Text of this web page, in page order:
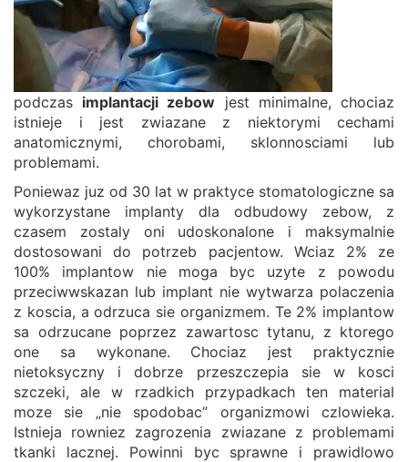
podczas implantacji zebow jest minimalne, chociaz
istnieje i jest zwiazane z niektorymi cechami
anatomicznymi, chorobami, sklonnosciami lub
problemami.
Poniewaz juz od 30 lat w praktyce stomatologiczne sa
wykorzystane implanty dla odbudowy zebow, z
czasem zostaly oni udoskonalone i maksymalnie
dostosowani do potrzeb pacjentow. Wciaz 2% ze
100% implantow nie moga byc uzyte z powodu
przeciwwskazan lub implant nie wytwarza polaczenia
z koscia, a odrzuca sie organizmem. Te 2% implantow
sa odrzucane poprzez zawartosc tytanu, z ktorego
one sa wykonane. Chociaz jest praktycznie
nietoksyczny i dobrze przeszczepia sie w kosci
szczeki, ale w rzadkich przypadkach ten material
moze sie „nie spodobac” organizmowi czlowieka.
Istnieja rowniez zagrozenia zwiazane z problemami
tkanki lacznej. Powinni byc sprawne i prawidlowo